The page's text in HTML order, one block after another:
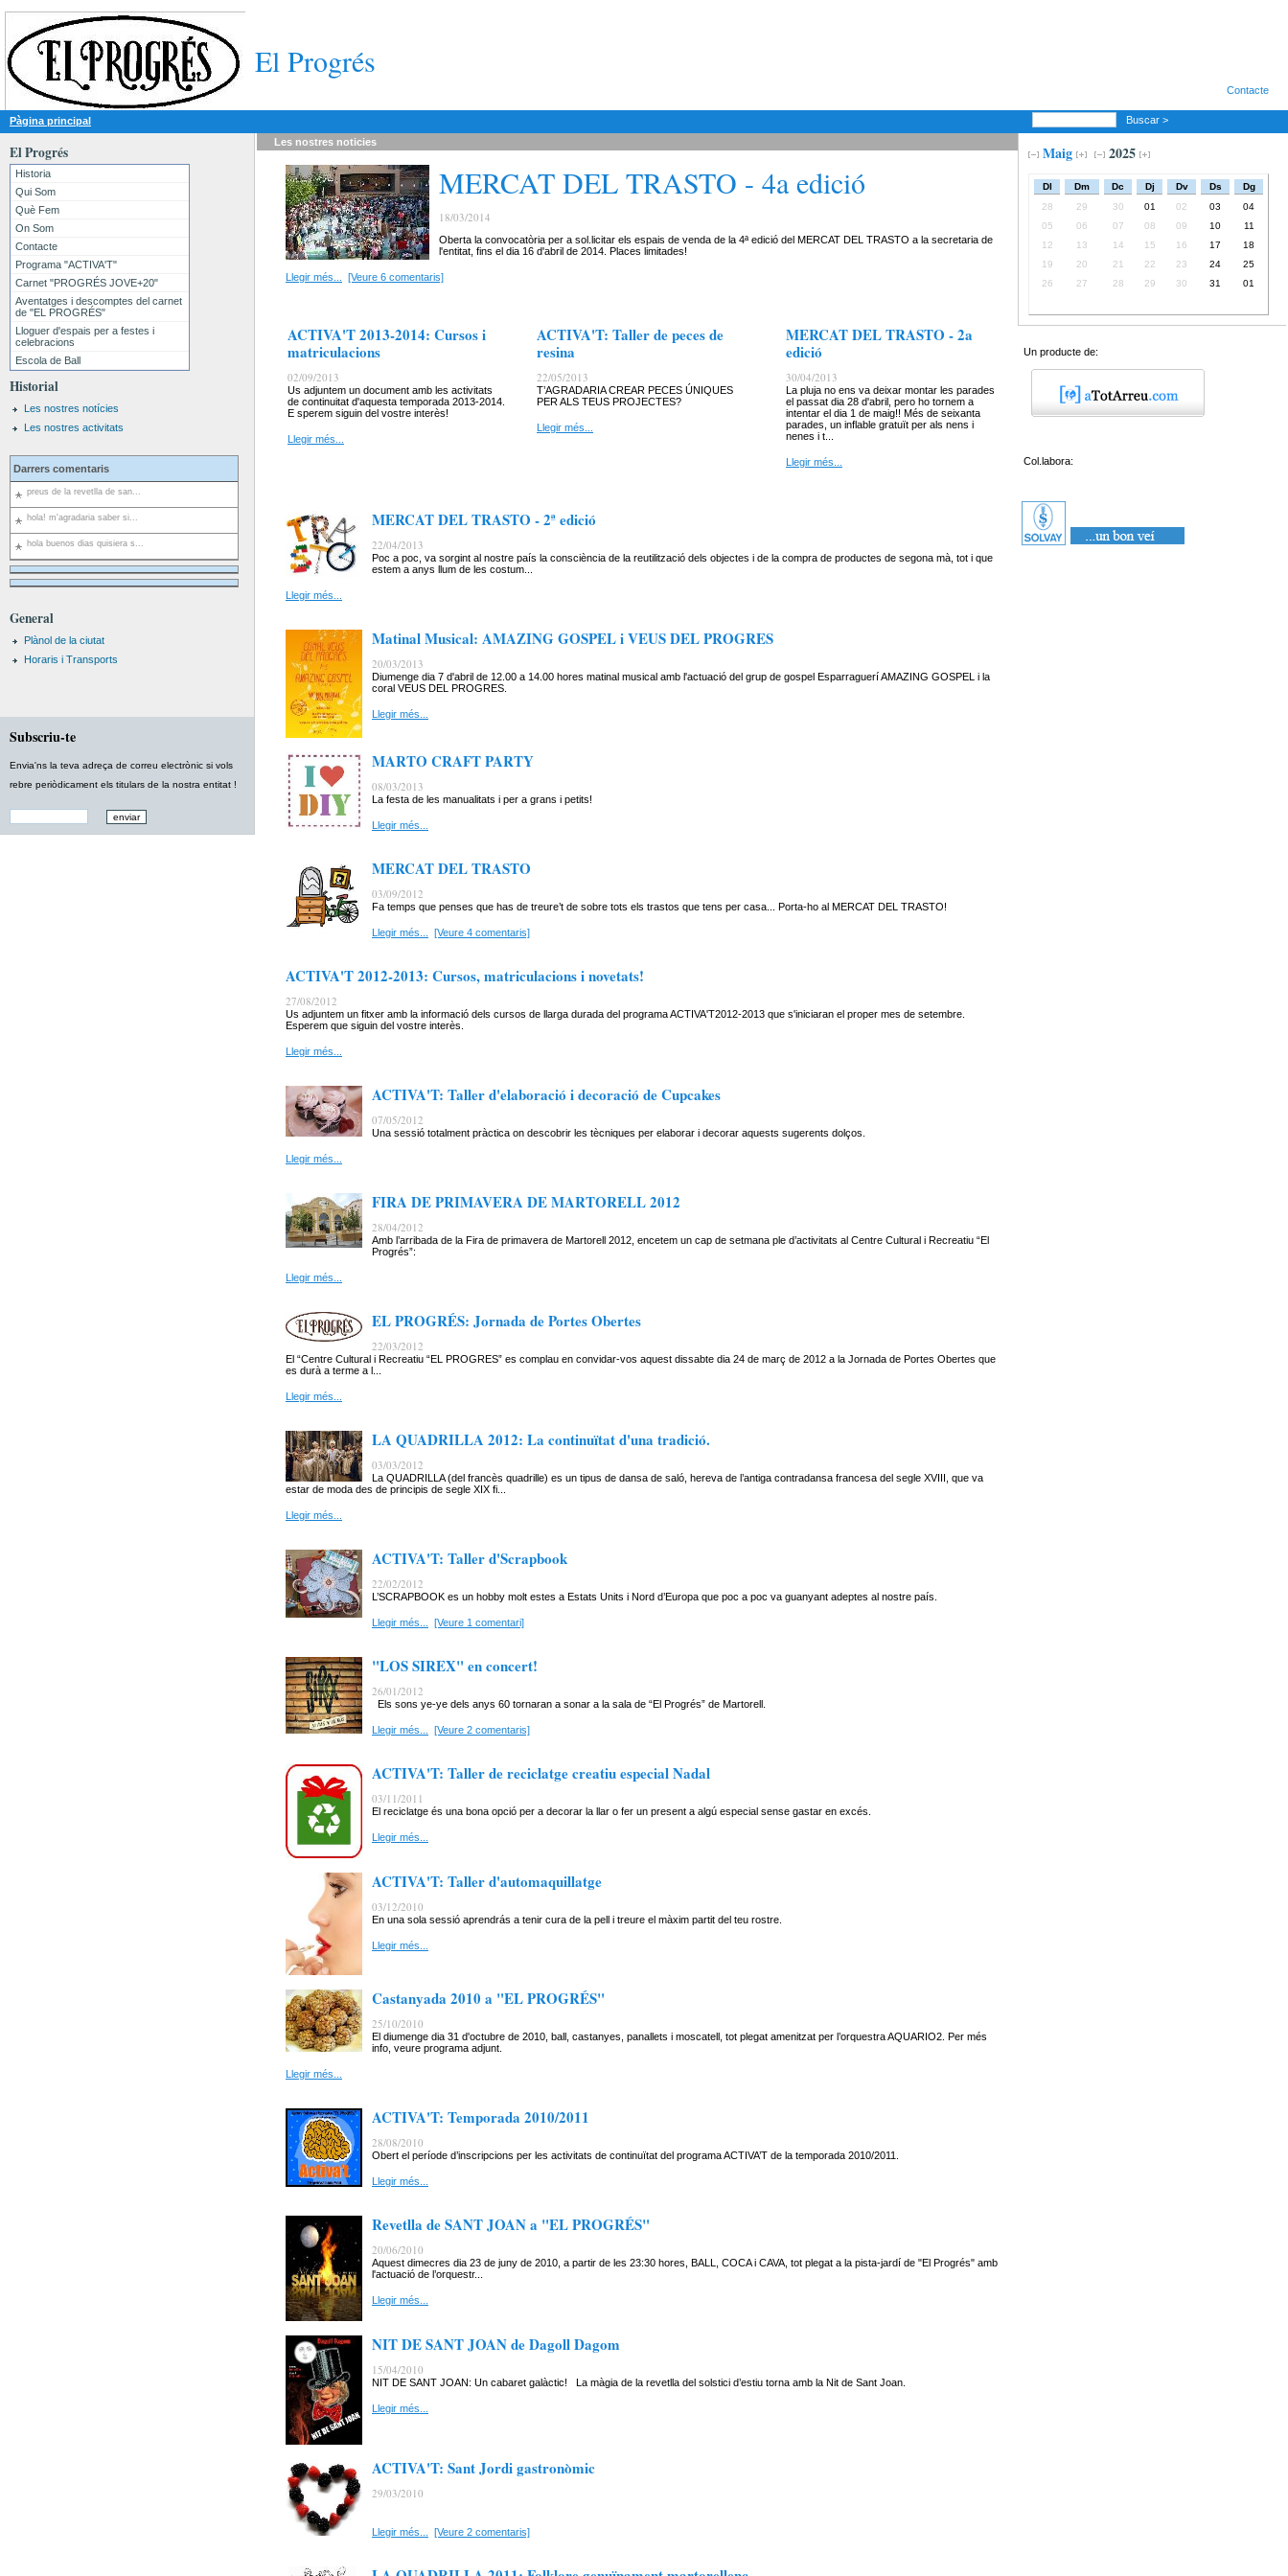
El Progrés
Contacte
Pàgina principal Buscar >
El Progrés
Historia
Qui Som
Què Fem
On Som
Contacte
Programa "ACTIVA'T"
Carnet "PROGRÉS JOVE+20"
Aventatges i descomptes del carnet
de "EL PROGRÉS"
Lloguer d'espais per a festes i
celebracions
Escola de Ball
Historial
Les nostres notícies
Les nostres activitats
Darrers comentaris
preus de la revetlla de san...
hola! m'agradaria saber si...
hola buenos dias quisiera s...
General
Plànol de la ciutat
Horaris i Transports
Subscriu-te
Envia'ns la teva adreça de correu electrònic si vols
rebre periòdicament els titulars de la nostra entitat !
Les nostres noticies
MERCAT DEL TRASTO - 4a edició
18/03/2014
Oberta la convocatòria per a sol.licitar els espais de venda de la 4ª edició del MERCAT DEL TRASTO a la secretaria de
l'entitat, fins el dia 16 d'abril de 2014. Places limitades!
Llegir més... [Veure 6 comentaris]
ACTIVA'T 2013-2014: Cursos i
matriculacions
02/09/2013
Us adjuntem un document amb les activitats
de continuitat d'aquesta temporada 2013-2014.
E sperem siguin del vostre interès!
Llegir més...
ACTIVA'T: Taller de peces de
resina
22/05/2013
T’AGRADARIA CREAR PECES ÚNIQUES
PER ALS TEUS PROJECTES?
Llegir més...
MERCAT DEL TRASTO - 2a
edició
30/04/2013
La pluja no ens va deixar montar les parades
el passat dia 28 d'abril, pero ho tornem a
intentar el dia 1 de maig!! Més de seixanta
parades, un inflable gratuït per als nens i
nenes i t...
Llegir més...
MERCAT DEL TRASTO - 2ª edició
22/04/2013
Poc a poc, va sorgint al nostre país la consciència de la reutilització dels objectes i de la compra de productes de segona mà, tot i que
estem a anys llum de les costum...
Llegir més...
Matinal Musical: AMAZING GOSPEL i VEUS DEL PROGRES
20/03/2013
Diumenge dia 7 d'abril de 12.00 a 14.00 hores matinal musical amb l'actuació del grup de gospel Esparraguerí AMAZING GOSPEL i la
coral VEUS DEL PROGRES.
Llegir més...
MARTO CRAFT PARTY
08/03/2013
La festa de les manualitats i per a grans i petits!
Llegir més...
MERCAT DEL TRASTO
03/09/2012
Fa temps que penses que has de treure’t de sobre tots els trastos que tens per casa... Porta-ho al MERCAT DEL TRASTO!
Llegir més... [Veure 4 comentaris]
ACTIVA'T 2012-2013: Cursos, matriculacions i novetats!
27/08/2012
Us adjuntem un fitxer amb la informació dels cursos de llarga durada del programa ACTIVA'T2012-2013 que s'iniciaran el proper mes de setembre.
Esperem que siguin del vostre interès.
Llegir més...
ACTIVA'T: Taller d'elaboració i decoració de Cupcakes
07/05/2012
Una sessió totalment pràctica on descobrir les tècniques per elaborar i decorar aquests sugerents dolços.
Llegir més...
FIRA DE PRIMAVERA DE MARTORELL 2012
28/04/2012
Amb l’arribada de la Fira de primavera de Martorell 2012, encetem un cap de setmana ple d’activitats al Centre Cultural i Recreatiu “El
Progrés”:
Llegir més...
EL PROGRÉS: Jornada de Portes Obertes
22/03/2012
El “Centre Cultural i Recreatiu “EL PROGRES” es complau en convidar-vos aquest dissabte dia 24 de març de 2012 a la Jornada de Portes Obertes que
es durà a terme a l...
Llegir més...
LA QUADRILLA 2012: La continuïtat d'una tradició.
03/03/2012
La QUADRILLA (del francès quadrille) es un tipus de dansa de saló, hereva de l’antiga contradansa francesa del segle XVIII, que va
estar de moda des de principis de segle XIX fi...
Llegir més...
ACTIVA'T: Taller d'Scrapbook
22/02/2012
L’SCRAPBOOK es un hobby molt estes a Estats Units i Nord d’Europa que poc a poc va guanyant adeptes al nostre país.
Llegir més... [Veure 1 comentari]
"LOS SIREX" en concert!
26/01/2012
Els sons ye-ye dels anys 60 tornaran a sonar a la sala de “El Progrés” de Martorell.
Llegir més... [Veure 2 comentaris]
ACTIVA'T: Taller de reciclatge creatiu especial Nadal
03/11/2011
El reciclatge és una bona opció per a decorar la llar o fer un present a algú especial sense gastar en excés.
Llegir més...
ACTIVA'T: Taller d'automaquillatge
03/12/2010
En una sola sessió aprendrás a tenir cura de la pell i treure el màxim partit del teu rostre.
Llegir més...
Castanyada 2010 a "EL PROGRÉS"
25/10/2010
El diumenge dia 31 d'octubre de 2010, ball, castanyes, panallets i moscatell, tot plegat amenitzat per l’orquestra AQUARIO2. Per més
info, veure programa adjunt.
Llegir més...
ACTIVA'T: Temporada 2010/2011
28/08/2010
Obert el període d’inscripcions per les activitats de continuïtat del programa ACTIVA’T de la temporada 2010/2011.
Llegir més...
Revetlla de SANT JOAN a "EL PROGRÉS"
20/06/2010
Aquest dimecres dia 23 de juny de 2010, a partir de les 23:30 hores, BALL, COCA i CAVA, tot plegat a la pista-jardí de "El Progrés" amb
l'actuació de l’orquestr...
Llegir més...
NIT DE SANT JOAN de Dagoll Dagom
15/04/2010
NIT DE SANT JOAN: Un cabaret galàctic! La màgia de la revetlla del solstici d’estiu torna amb la Nit de Sant Joan.
Llegir més...
ACTIVA'T: Sant Jordi gastronòmic
29/03/2010
Llegir més... [Veure 2 comentaris]
Maig 2025
Dl Dm Dc Dj Dv Ds
Dg
28
29 30 01 02 03
04
05
06 07 08 09 10
11
12
13 14 15 16 17
18
19
20 21 22 23 24
25
26
27 28 29 30 31 01
Un producte de:
Col.labora: